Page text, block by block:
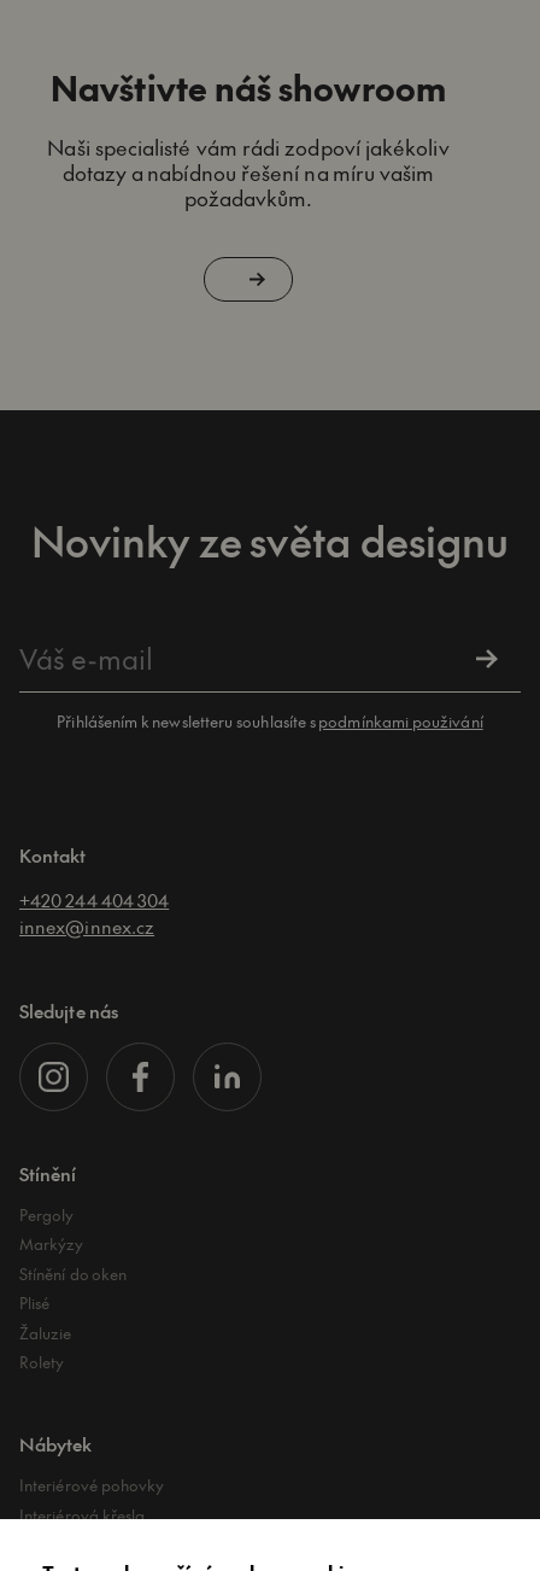
Navštivte náš showroom
Naši specialisté vám rádi zodpoví jakékoliv
dotazy a nabídnou řešení na míru vašim
požadavkům.
Novinky ze světa designu
Přihlášením k newsletteru souhlasíte spodmínkami použivání
Kontakt
+420 244 404 304
innex@innex.cz
Sledujte nás
Stínění
Pergoly
Markýzy
Stínění do oken
Plisé
Žaluzie
Rolety
Nábytek
Interiérové pohovky
Interiérová křesla